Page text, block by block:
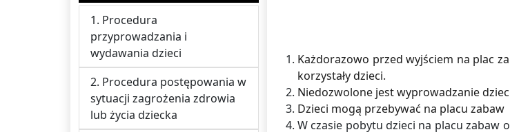
1. Procedura
przyprowadzania i
wydawania dzieci
2. Procedura postępowania w
sytuacji zagrożenia zdrowia
lub życia dziecka
Każdorazowo przed wyjściem na plac
korzystały dzieci.
Niedozwolone jest wyprowadzanie
Dzieci mogą przebywać na placu
W czasie pobytu dzieci na placu zabaw